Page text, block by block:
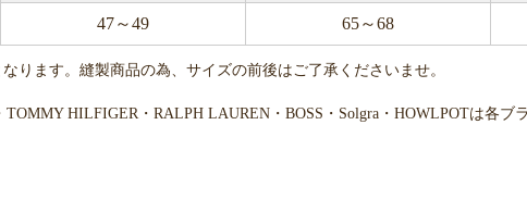
47～49 65～68
なります。縫製商品の為、サイズの前後はご了承くださいませ。
HILFIGER・RALPH LAUREN・BOSS・Solgra・HOWLPOTは各